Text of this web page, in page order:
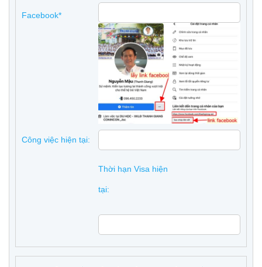
Facebook*
Công việc hiện tại:
Thời hạn Visa hiện
tại: